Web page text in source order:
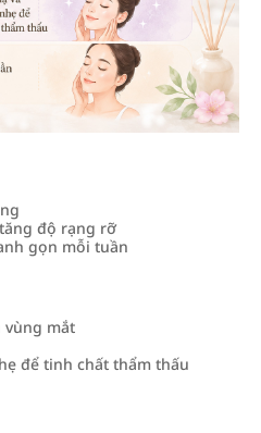
độ rạng rỡ
gọn mỗi tuần
vùng mắt
để tinh chất thẩm thấu